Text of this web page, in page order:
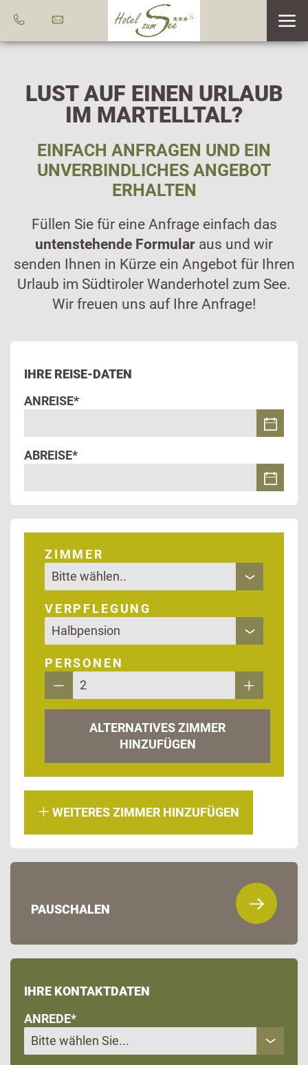
LUST AUF EINEN URLAUB
IM MARTELLTAL?
EINFACH ANFRAGEN UND EIN
UNVERBINDLICHES ANGEBOT
ERHALTEN
Füllen Sie für eine Anfrage einfach das
untenstehende Formular aus und wir
senden Ihnen in Kürze ein Angebot für Ihren
Urlaub im Südtiroler Wanderhotel zum See.
Wir freuen uns auf Ihre Anfrage!
IHRE REISE-DATEN
ANREISE*
ABREISE*
ZIMMER
VERPFLEGUNG
PERSONEN
ALTERNATIVES ZIMMER
HINZUFÜGEN
WEITERES ZIMMER HINZUFÜGEN
PAUSCHALEN
IHRE KONTAKTDATEN
ANREDE*